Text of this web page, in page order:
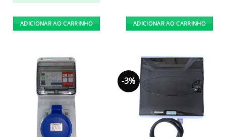
ADICIONAR AO CARRINHO ADICIONAR AO CARRINHO
-3%